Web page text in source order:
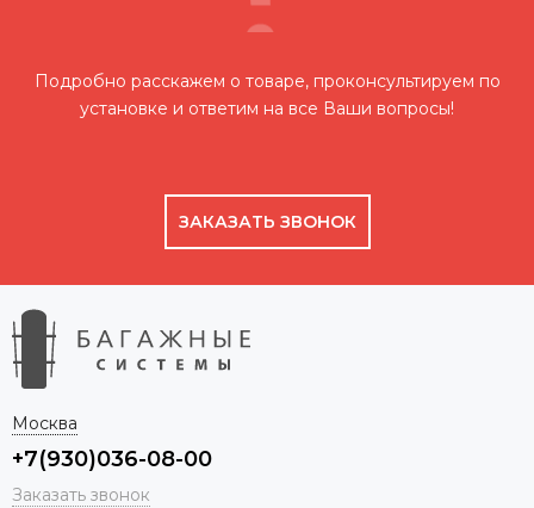
Подробно расскажем о товаре, проконсультируем по
установке и ответим на все Ваши вопросы!
ЗАКАЗАТЬ ЗВОНОК
Москва
+7(930)036-08-00
Заказать звонок